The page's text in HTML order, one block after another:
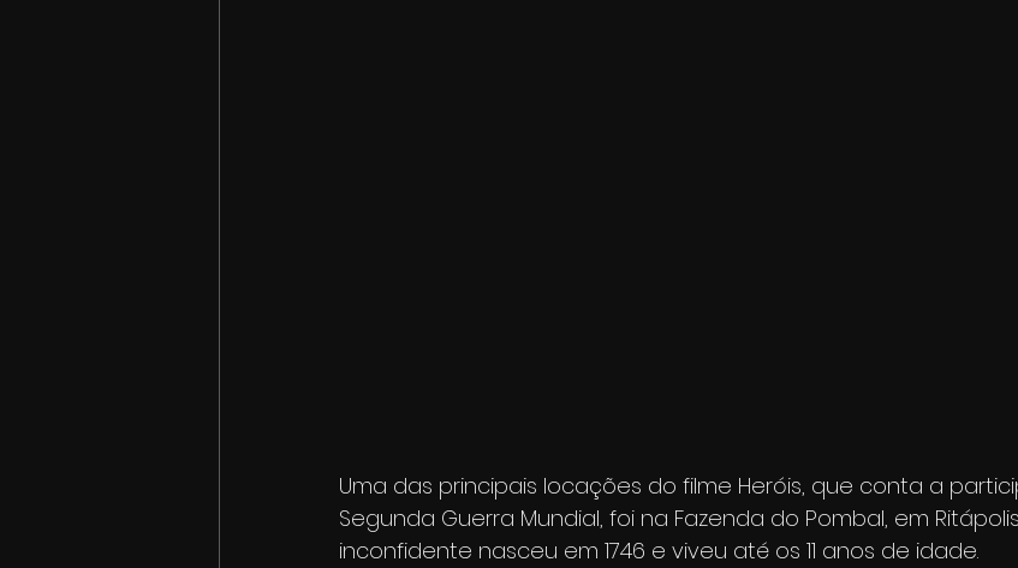
Uma das principais locações do filme Heróis, que conta a
Segunda Guerra Mundial, foi na Fazenda do Pombal, em
inconfidente nasceu em 1746 e viveu até os 11 anos de idade.